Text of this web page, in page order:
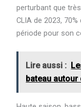
perturbant que
CLIA de 2023,
période pour son
Lire aussi :
bateau autour